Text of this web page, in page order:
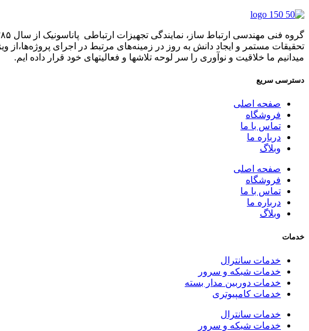
تحقیقات مستمر و ایجاد دانش به‌ روز در زمینه‌های مرتبط در اجرای
میدانیم ما خلاقیت و نوآوری را سر لوحه تلاشها و فعالیتهای خود قرار داده ایم.
دسترسی سریع
صفحه اصلی
فروشگاه
تماس با ما
درباره ما
وبلاگ
صفحه اصلی
فروشگاه
تماس با ما
درباره ما
وبلاگ
خدمات
خدمات سانترال
خدمات شبکه و سرور
خدمات دوربین مدار بسته
خدمات کامپیوتری
خدمات سانترال
خدمات شبکه و سرور